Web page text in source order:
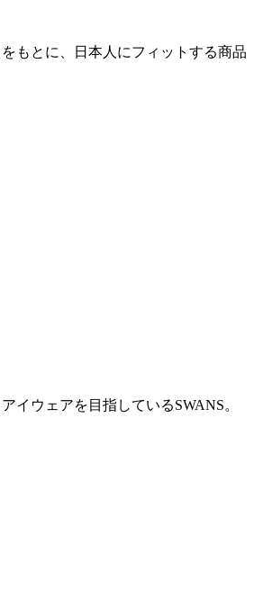
もとに、日本人にフィットする商品
イウェアを目指しているSWANS。